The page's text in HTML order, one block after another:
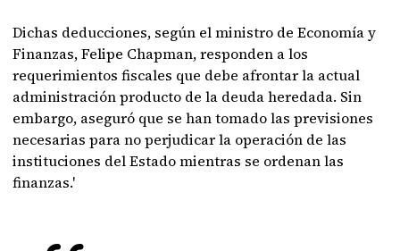
Dichas deducciones, según el ministro de Economía y
Finanzas, Felipe Chapman, responden a los
requerimientos fiscales que debe afrontar la actual
administración producto de la deuda heredada. Sin
embargo, aseguró que se han tomado las previsiones
necesarias para no perjudicar la operación de las
instituciones del Estado mientras se ordenan las
finanzas.'